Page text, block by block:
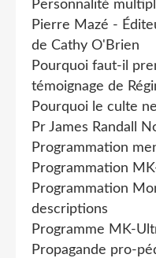
Personnalité
Pierre Mazé -
de Cathy O'Brien
Pourquoi faut-il
témoignage de
Pourquoi le culte
Pr James Randall
Programmation
Programmation
Programmation
descriptions
Programme MK-
Propagande pro-